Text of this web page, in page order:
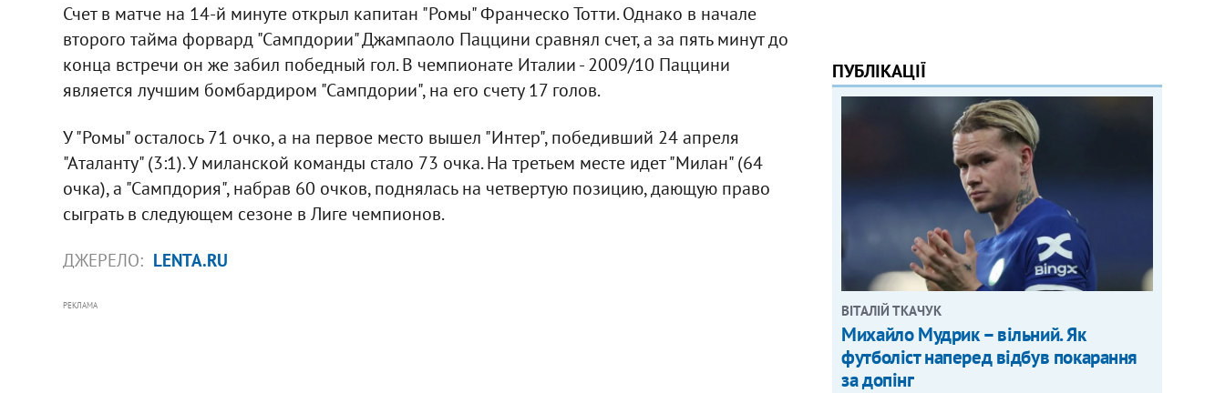
Счет в матче на 14-й минуте открыл капитан "Ромы" Франческо Тотти. Однако в начале
второго тайма форвард "Сампдории" Джампаоло Паццини сравнял счет, а за пять минут до
конца встречи он же забил победный гол. В чемпионате Италии - 2009/10 Паццини
является лучшим бомбардиром "Сампдории", на его счету 17 голов.
У "Ромы" осталось 71 очко, а на первое место вышел "Интер", победивший 24 апреля
"Аталанту" (3:1). У миланской команды стало 73 очка. На третьем месте идет "Милан" (64
очка), а "Сампдория", набрав 60 очков, поднялась на четвертую позицию, дающую право
сыграть в следующем сезоне в Лиге чемпионов.
ДЖЕРЕЛО: LENTA.RU
РЕКЛАМА
ПУБЛІКАЦІЇ
ВІТАЛІЙ ТКАЧУК
Михайло Мудрик – вільний. Як
футболіст наперед відбув покарання
за допінг